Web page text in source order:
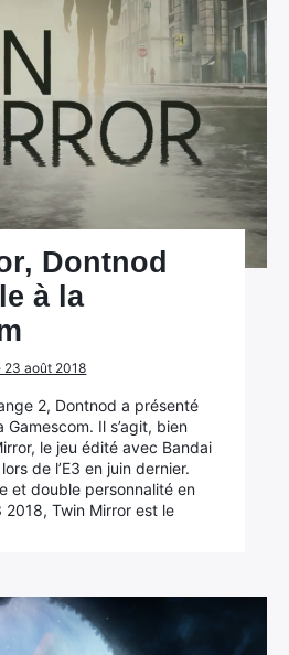
Dontnod
à la
23 août 2018
2, Dontnod a présenté
Il s’agit, bien
le jeu édité avec Bandai
de l’E3 en juin dernier.
et double personnalité en
2018, Twin Mirror est le